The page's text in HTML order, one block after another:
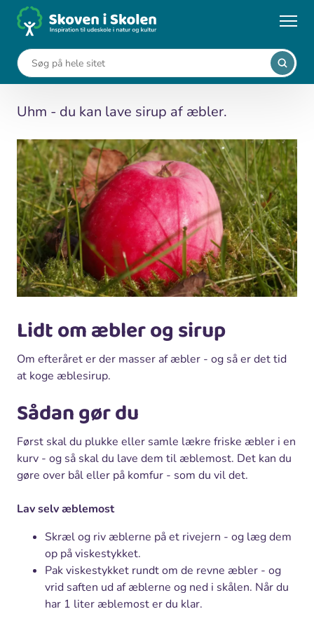
... Vild mad Æblesirup
Æblesirup
Uhm - du kan lave sirup af æbler.
Lidt om æbler og sirup
Om efteråret er der masser af æbler - og så er det tid
at koge æblesirup.
Sådan gør du
Først skal du plukke eller samle lækre friske æbler i en
kurv - og så skal du lave dem til æblemost. Det kan du
gøre over bål eller på komfur - som du vil det.
Lav selv æblemost
Skræl og riv æblerne på et rivejern - og læg dem
op på viskestykket.
Pak viskestykket rundt om de revne æbler - og
vrid saften ud af æblerne og ned i skålen. Når du
har 1 liter æblemost er du klar.